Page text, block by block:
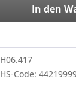
In den
H06.417
HS-Code: